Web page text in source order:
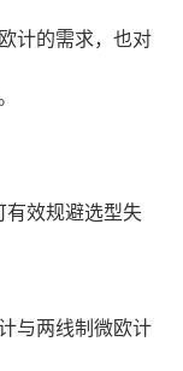
计的需求，也对
有效规避选型失
与两线制微欧计